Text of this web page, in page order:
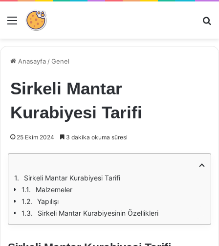
Menü
Anasayfa /Genel
Sirkeli Mantar
Kurabiyesi Tarifi
25 Ekim 2024 3 dakika okuma süresi
Sirkeli Mantar Kurabiyesi Tarifi
Malzemeler
Yapılışı
Sirkeli Mantar Kurabiyesinin Özellikleri